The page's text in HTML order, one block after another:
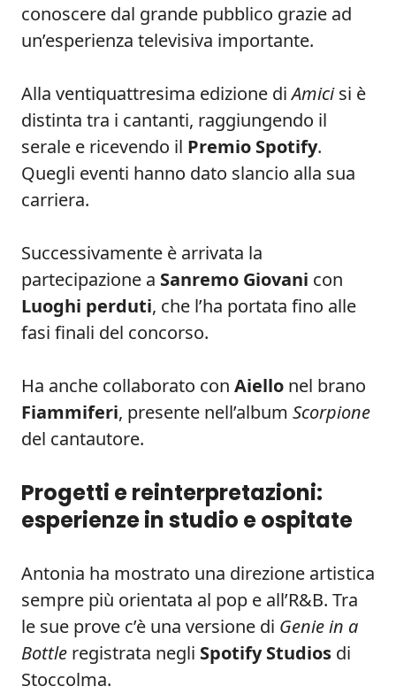
conoscere dal grande pubblico grazie ad
un’esperienza televisiva importante.
Alla ventiquattresima edizione diAmicisi è
distinta tra i cantanti, raggiungendo il
serale e ricevendo il Premio Spotify.
Quegli eventi hanno dato slancio alla sua
carriera.
Successivamente è arrivata la
partecipazione a Sanremo Giovani con
Luoghi perduti, che l’ha portata fino alle
fasi finali del concorso.
Ha anche collaborato con Aiello nel brano
Fiammiferi, presente nell’album Scorpione
del cantautore.
Progetti e reinterpretazioni:
esperienze in studio e ospitate
Antonia ha mostrato una direzione artistica
sempre più orientata al pop e all’R&B. Tra
le sue prove c’è una versione di Genie in a
Bottle registrata negli Spotify Studios di
Stoccolma.